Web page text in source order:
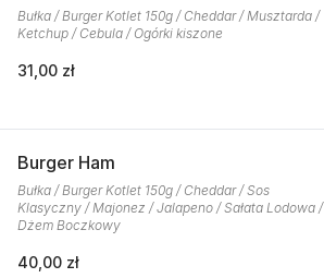
Bułka / Burger Kotlet 150g / Cheddar / Musztarda /
Ketchup / Cebula / Ogórki kiszone
31,00 zł
Burger Ham
Bułka / Burger Kotlet 150g / Cheddar / Sos
Klasyczny / Majonez / Jalapeno / Sałata Lodowa /
Dżem Boczkowy
40,00 zł